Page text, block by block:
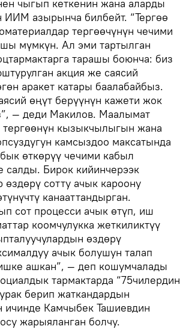
чыгып кеткенин жана аларды
ИИМ азырынча билбейт. “Тергөө
тергөөчүнүн чечими
мүмкүн. Ал эми тартылган
тарашы боюнча: биз
акция же саясий
аракет катары баалабайбыз.
өңүт берүүнүн кажети жок
— деди Макилов. Маалымат
кызыкчылыгын жана
камсыздоо максатында
өткөрүү чечими кабыл
салды. Бирок кийинчерээк
өздөрү сотту ачык кароону
канааттандырган.
сот процесси ачык өтүп, иш
коомчулукка жеткиликтүү
өздөрү
ачык болушун талап
ашкан”, — деп кошумчалады
тармактарда “75чилердин
берип жаткандардын
ичинде Камчыбек Ташиевдин
жарыяланган болчу.